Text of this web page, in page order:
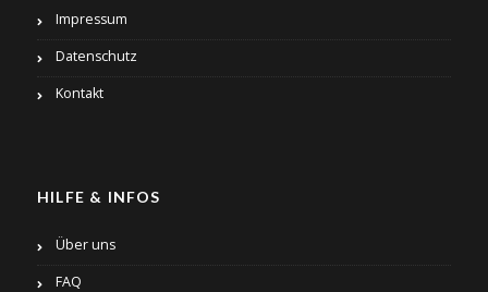
Impressum
Datenschutz
Kontakt
HILFE & INFOS
Über uns
FAQ